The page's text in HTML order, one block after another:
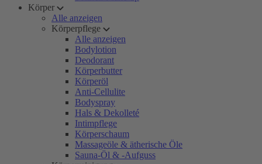
Körper
Alle anzeigen
Körperpflege
Alle anzeigen
Bodylotion
Deodorant
Körperbutter
Körperöl
Anti-Cellulite
Bodyspray
Hals & Dekolleté
Intimpflege
Körperschaum
Massageöle & ätherische Öle
Sauna-Öl & -Aufguss